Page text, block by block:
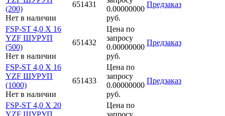
(200)
Нет в наличии
651431
0.00000000
руб.
Предзаказ
FSP-ST 4,0 X 16
YZF ШУРУП
(500)
Нет в наличии
651432
Цена по
запросу
0.00000000
руб.
Предзаказ
FSP-ST 4,0 X 16
YZF ШУРУП
(1000)
Нет в наличии
651433
Цена по
запросу
0.00000000
руб.
Предзаказ
FSP-ST 4,0 X 20
YZF ШУРУП
Цена по
запросу